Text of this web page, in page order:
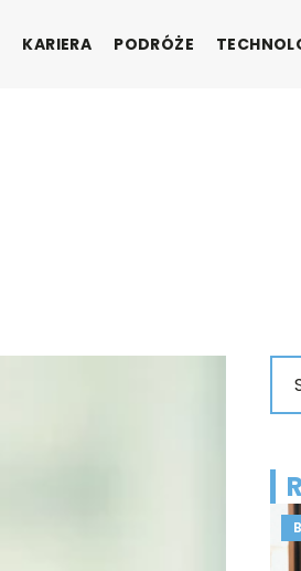
KARIERA PODRÓŻE